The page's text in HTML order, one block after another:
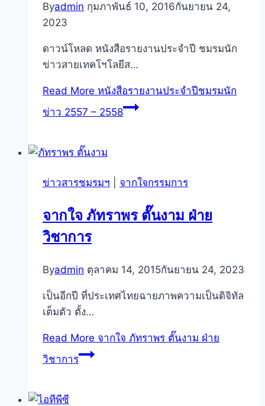
Byadmin กุมภาพันธ์ 10, 2016กันยายน 24,
2023
ดาวน์โหลด หนังสือรายงานประจำปี ชมรมนัก
ข่าวสายเทคโฯโลยีส…
Read More หนังสือรายงานประจำปีชมรมนัก
ข่าว 2557 – 2558
ข่าวสารชมรมฯ จากใจกรรมการ
จากใจ ภัทราพร ตั๊นงาม ฝ่าย
วิชาการ
Byadmin ตุลาคม 14, 2015กันยายน 24, 2023
เป็นอีกปี ที่ประเทศไทยฉายภาพความเป็นดิจิทัล
เต็มตัว ตั้ง…
Read More จากใจ ภัทราพร ตั๊นงาม ฝ่าย
วิชาการ